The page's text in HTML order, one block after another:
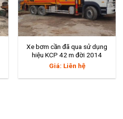
Xe bơm cần đã qua sử dụng
hiệu KCP 42 m đời 2014
Giá: Liên hệ